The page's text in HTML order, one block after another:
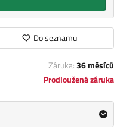
Do seznamu
Záruka:36 měsíců
Prodloužená záruka